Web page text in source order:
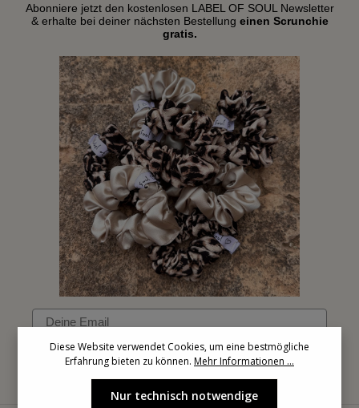
Abonniere jetzt den kostenlosen LABEL OF SOUL Newsletter
& erhalte bei deiner nächsten Bestellung einen Scrunchie
gratis.
Email
Diese Website verwendet Cookies, um eine bestmögliche
Erfahrung bieten zu können. Mehr Informationen ...
Nur technisch notwendige